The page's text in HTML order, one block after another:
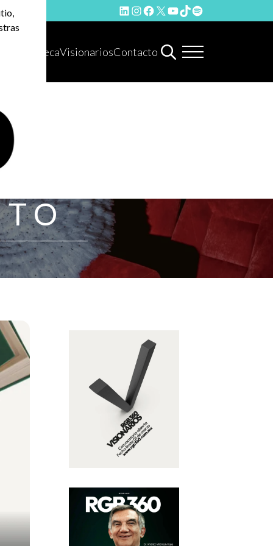
LinkedIn
Instagram
Facebook
X YouTube
TikTok
Spotify
HemerotecaVisionariosContacto